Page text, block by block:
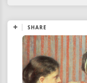
SHARE